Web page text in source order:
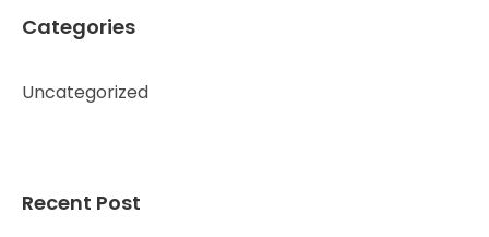
Categories
Uncategorized
Recent Post